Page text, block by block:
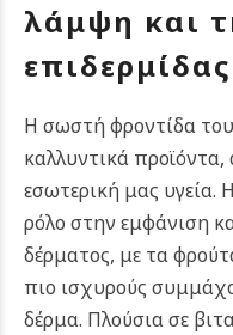
λάμψη και
επιδερμίδας
Η σωστή φροντίδα
καλλυντικά
εσωτερική μας υγεία.
ρόλο στην εμφάνιση
δέρματος, με τα
πιο ισχυρούς
δέρμα. Πλούσια σε